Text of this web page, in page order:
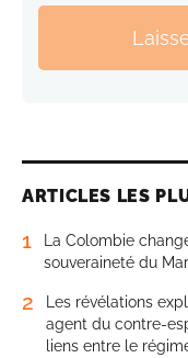
ARTICLES LES
1
La Colombie
souveraineté du
2
Les révélations
agent du contre-
liens entre le